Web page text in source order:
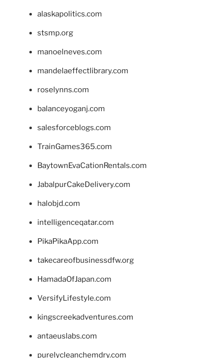
alaskapolitics.com
stsmp.org
manoelneves.com
mandelaeffectlibrary.com
roselynns.com
balanceyoganj.com
salesforceblogs.com
TrainGames365.com
BaytownEvaCationRentals.com
JabalpurCakeDelivery.com
halobjd.com
intelligenceqatar.com
PikaPikaApp.com
takecareofbusinessdfw.org
HamadaOfJapan.com
VersifyLifestyle.com
kingscreekadventures.com
antaeuslabs.com
purelycleanchemdry.com